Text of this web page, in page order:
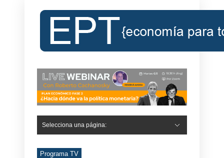
Selecciona una página:
Programa TV